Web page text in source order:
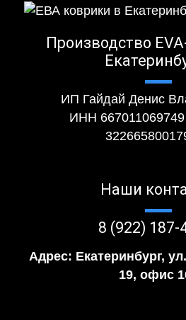
Производство
ИП Гайдай Денис
ИНН
Наши
8 (922) 187-
Адрес: Екатеринбург,
19, офис